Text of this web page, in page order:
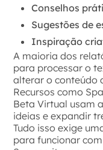
Conselhos
Sugestões de
Inspiração
A maioria dos
para processar o
alterar o conteúdo
Recursos como
Beta Virtual usam a
ideias e expandir
Tudo isso exige
para funcionar